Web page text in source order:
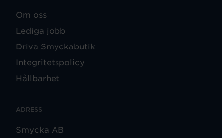
Om oss
Lediga jobb
Driva Smyckabutik
Integritetspolicy
Hållbarhet
ADRESS
Smycka AB